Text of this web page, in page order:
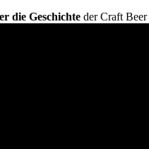
die Geschichte der Craft